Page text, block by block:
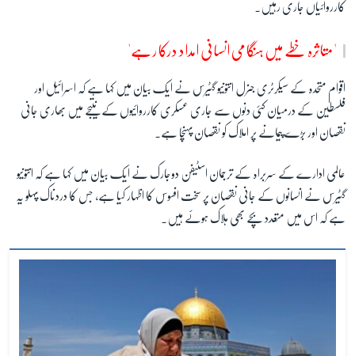
زبان
کارروائیاں جاری رہیں۔
'متاثرہ خطے میں ہنگامی انسانی امداد درکار ہے'
اقوام متحدہ کے سیکرٹری جنرل انتونیو گٹیرس نے ایک بیان میں کہا ہے کہ اسرائیل اور
فلسطین کے درمیان کئی دنوں سے جاری عسکری کارروائیوں کے نتیجے میں بھاری جانی
نقصان اور بڑے پیمانے پر املاک کو نقصان پہنچا ہے۔
عالمی ادارے کے سربراہ کے ترجمان اسٹیفن دوجارک نے ایک بیان میں کہا ہے کہ انتونیو
گٹیرس نے انسانوں کے جانی نقصان پر سخت افسوس کا اظہار کیا ہے، جس کا دردناک پہلو یہ
ہے کہ اس میں متعدد بچے بھی ہلاک ہوئے ہیں۔